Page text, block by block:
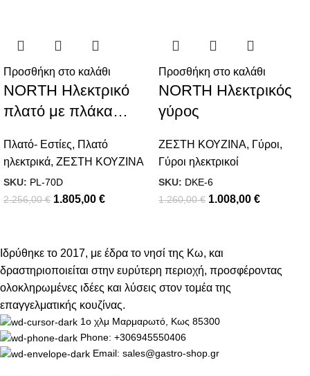
Προσθήκη στο καλάθι
NORTH Ηλεκτρικό
πλατό με πλάκα
Πλατό- Εστίες, Πλατό
ηλεκτρικά, ΖΕΣΤΗ ΚΟΥΖΙΝΑ
SKU: PL-70D
2.256,00€ 1.805,00 €
Προσθήκη στο καλάθι
NORTH Ηλεκτρικός
γύρος
ΖΕΣΤΗ ΚΟΥΖΙΝΑ, Γύροι,
Γύροι ηλεκτρικοί
SKU: DKE-6
1.260,00€ 1.008,00 €
Ιδρύθηκε το 2017, με έδρα το νησί της Κω, και
δραστηριοποιείται στην ευρύτερη περιοχή, προσφέροντας
ολοκληρωμένες ιδέες και λύσεις στον τομέα της
επαγγελματικής κουζίνας.
1ο χλμ Μαρμαρωτό, Κως 85300
Phone: +306945550406
Email: sales@gastro-shop.gr